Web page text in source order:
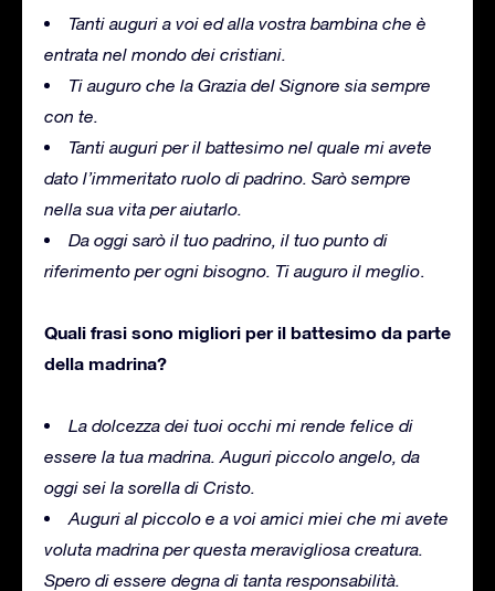
Tanti auguri a voi ed alla vostra bambina che è
entrata nel mondo dei cristiani.
Ti auguro che la Grazia del Signore sia sempre
con te.
Tanti auguri per il battesimo nel quale mi avete
dato l’immeritato ruolo di padrino. Sarò sempre
nella sua vita per aiutarlo.
Da oggi sarò il tuo padrino, il tuo punto di
riferimento per ogni bisogno. Ti auguro il meglio.
Quali frasi sono migliori per il battesimo da parte
della madrina?
La dolcezza dei tuoi occhi mi rende felice di
essere la tua madrina. Auguri piccolo angelo, da
oggi sei la sorella di Cristo.
Auguri al piccolo e a voi amici miei che mi avete
voluta madrina per questa meravigliosa creatura.
Spero di essere degna di tanta responsabilità.